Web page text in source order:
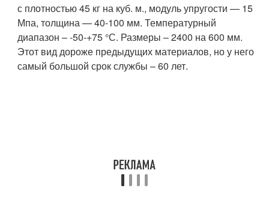
с плотностью 45 кг на куб. м., модуль упругости — 15
Мпа, толщина — 40-100 мм. Температурный
диапазон – -50-+75 °С. Размеры – 2400 на 600 мм.
Этот вид дороже предыдущих материалов, но у него
самый большой срок службы – 60 лет.